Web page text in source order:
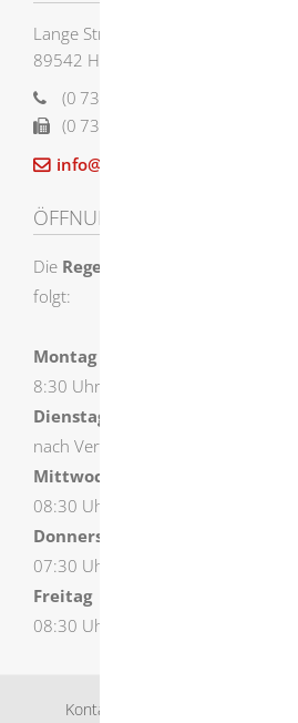
Lange Straße 58
89542 Herbrechtingen
(0 73
(0 73
info@herbrechtingen.de
ÖFFNUNGSZEITEN
Die Regelöffnungszeiten
folgt:
Montag
8:30 Uhr – 12:00 Uhr und 14:00
Dienstag
nach Vereinbarung
Mittwoch
08:30 Uhr – 18:00 Uhr
Donnerstag
07:30 Uhr – 12:00 Uhr und 14:00
Freitag
08:30 Uhr – 12:00 Uhr
Kontakt